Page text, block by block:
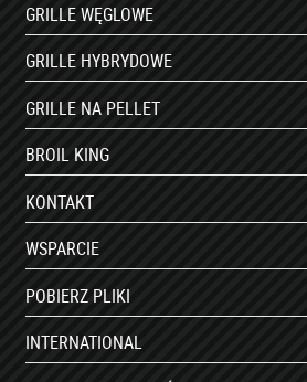
GRILLE WĘGLOWE
GRILLE HYBRYDOWE
GRILLE NA PELLET
BROIL KING
KONTAKT
WSPARCIE
POBIERZ PLIKI
INTERNATIONAL